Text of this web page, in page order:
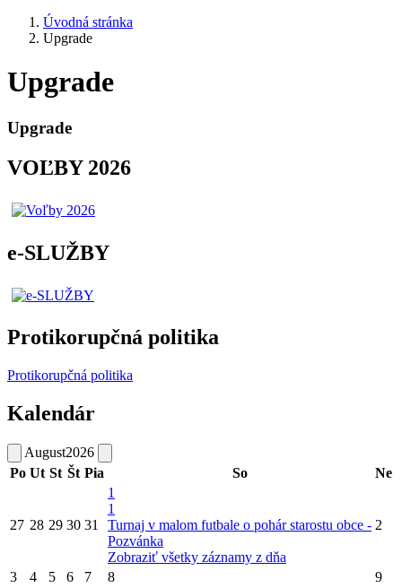
Úvodná stránka
Upgrade
Upgrade
Upgrade
VOĽBY 2026
e-SLUŽBY
Protikorupčná politika
Protikorupčná politika
Kalendár
August2026
Po Ut St Št Pia So Ne
27 28 29 30 31
1
1
Turnaj v malom futbale o pohár starostu obce -
Pozvánka
Zobraziť všetky záznamy z dňa
2
3 4 5 6 7 8 9